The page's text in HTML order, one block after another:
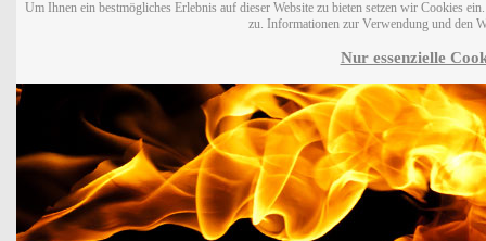
Um Ihnen ein bestmögliches Erlebnis auf dieser Website zu bieten setzen wir Cookies
zu. Informationen zur Verwendung und den
Nur essenzielle